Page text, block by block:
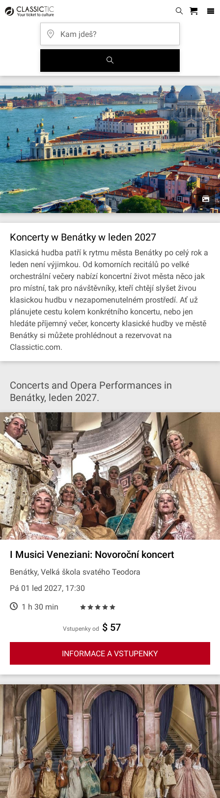
Koncerty w Benátky w leden 2027
Klasická hudba patří k rytmu města Benátky po celý rok a
leden není výjimkou. Od komorních recitálů po velké
orchestrální večery nabízí koncertní život města něco jak
pro místní, tak pro návštěvníky, kteří chtějí slyšet živou
klasickou hudbu v nezapomenutelném prostředí. Ať už
plánujete cestu kolem konkrétního koncertu, nebo jen
hledáte příjemný večer, koncerty klasické hudby ve městě
Benátky si můžete prohlédnout a rezervovat na
Classictic.com.
Concerts and Opera Performances in
Benátky, leden 2027.
I Musici Veneziani: Novoroční koncert
Benátky, Velká škola svatého Teodora
Pá 01 led 2027, 17:30
1 h 30 min
Vstupenky od $ 57
INFORMACE A VSTUPENKY